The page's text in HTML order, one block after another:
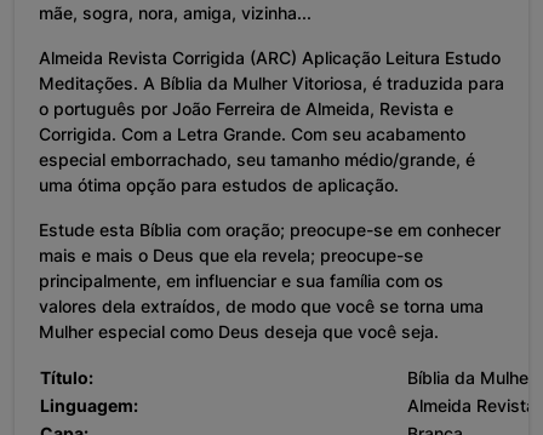
mãe, sogra, nora, amiga, vizinha...
Almeida Revista Corrigida (ARC) Aplicação Leitura Estudo
Meditações. A Bíblia da Mulher Vitoriosa, é traduzida para
o português por João Ferreira de Almeida, Revista e
Corrigida. Com a Letra Grande. Com seu acabamento
especial emborrachado, seu tamanho médio/grande, é
uma ótima opção para estudos de aplicação.
Estude esta Bíblia com oração; preocupe-se em conhecer
mais e mais o Deus que ela revela; preocupe-se
principalmente, em influenciar e sua família com os
valores dela extraídos, de modo que você se torna uma
Mulher especial como Deus deseja que você seja.
Título:
Bíblia da Mulher
Linguagem:
Almeida Revista